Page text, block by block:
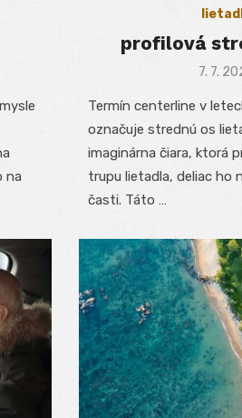
na
profilová
Posted
7. 7.
Termín centerline v
označuje strednú os
imaginárna čiara, ktorá
trupu lietadla, deliac ho
časti. Táto …